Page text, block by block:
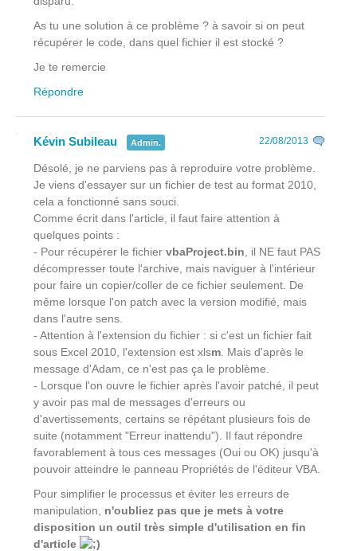
As tu une solution à ce problème ? à savoir si on peut
récupérer le code, dans quel fichier il est stocké ?
Je te remercie
Répondre
Kévin Subileau Admin. 22/08/2013
Désolé, je ne parviens pas à reproduire votre problème.
Je viens d'essayer sur un fichier de test au format 2010,
cela a fonctionné sans souci.
Comme écrit dans l'article, il faut faire attention à
quelques points :
- Pour récupérer le fichier vbaProject.bin , il NE faut PAS
décompresser toute l'archive, mais naviguer à l'intérieur
pour faire un copier/coller de ce fichier seulement. De
même lorsque l'on patch avec la version modifié, mais
dans l'autre sens.
- Attention à l'extension du fichier : si c'est un fichier fait
sous Excel 2010, l'extension est xlsm . Mais d'après le
message d'Adam, ce n'est pas ça le problème.
- Lorsque l'on ouvre le fichier après l'avoir patché, il peut
y avoir pas mal de messages d'erreurs ou
d'avertissements, certains se répétant plusieurs fois de
suite (notamment "Erreur inattendu"). Il faut répondre
favorablement à tous ces messages (Oui ou OK) jusqu'à
pouvoir atteindre le panneau Propriétés de l'éditeur VBA.
Pour simplifier le processus et éviter les erreurs de
manipulation, n'oubliez pas que je mets à votre
disposition un outil très simple d'utilisation en fin
d'article